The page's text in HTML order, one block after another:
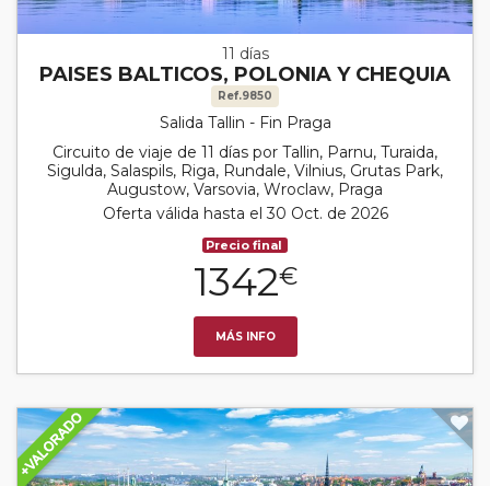
11 días
PAISES BALTICOS, POLONIA Y CHEQUIA
Ref.9850
Salida Tallin - Fin Praga
Circuito de viaje de 11 días por Tallin, Parnu, Turaida,
Sigulda, Salaspils, Riga, Rundale, Vilnius, Grutas Park,
Augustow, Varsovia, Wroclaw, Praga
Oferta válida hasta el 30 Oct. de 2026
Precio final
1342€
MÁS INFO